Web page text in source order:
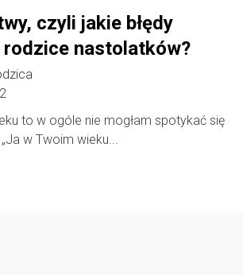
czyli jakie błędy
rodzice nastolatków?
to w ogóle nie mogłam spotykać się
w Twoim wieku...